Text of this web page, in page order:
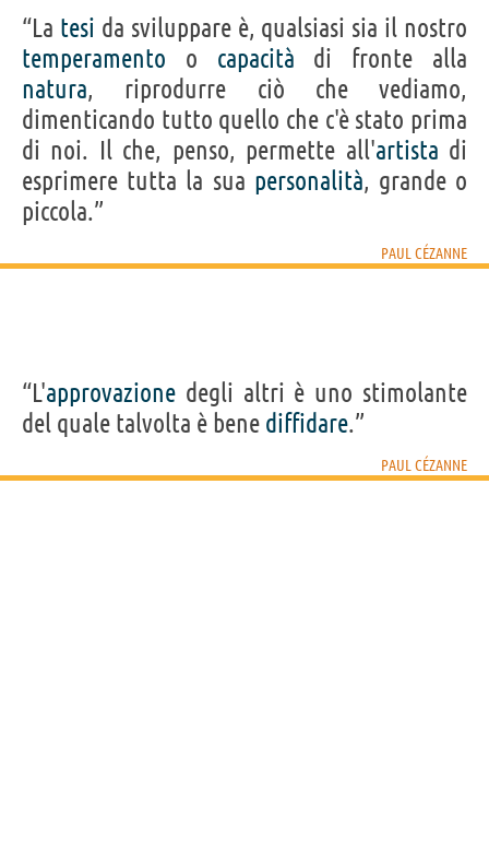
“La tesi da sviluppare è, qualsiasi sia il nostro
temperamento o capacità di fronte alla
natura, riprodurre ciò che vediamo,
dimenticando tutto quello che c'è stato prima
di noi. Il che, penso, permette all'artista di
esprimere tutta la sua personalità, grande o
piccola.”
PAUL CÉZANNE
“L'approvazione degli altri è uno stimolante
del quale talvolta è bene diffidare.”
PAUL CÉZANNE